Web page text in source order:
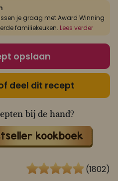
je graag met Award Winning
familiekeuken. Lees verder
opslaan
deel dit recept
bij de hand?
kookboek
(1802)